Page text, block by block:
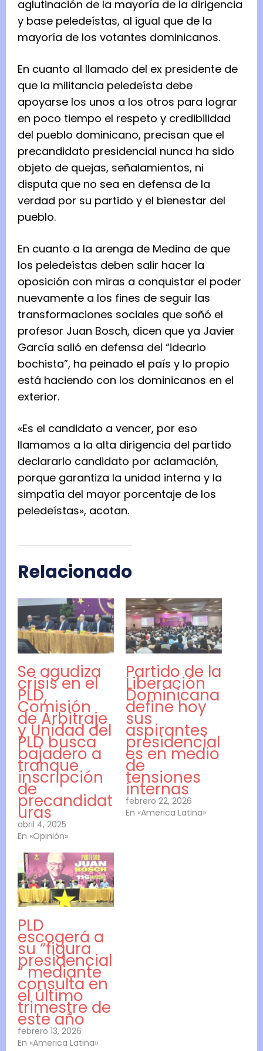
aglutinación de la mayoría de la dirigencia
y base peledeístas, al igual que de la
mayoría de los votantes dominicanos.
En cuanto al llamado del ex presidente de
que la militancia peledeísta debe
apoyarse los unos a los otros para lograr
en poco tiempo el respeto y credibilidad
del pueblo dominicano, precisan que el
precandidato presidencial nunca ha sido
objeto de quejas, señalamientos, ni
disputa que no sea en defensa de la
verdad por su partido y el bienestar del
pueblo.
En cuanto a la arenga de Medina de que
los peledeístas deben salir hacer la
oposición con miras a conquistar el poder
nuevamente a los fines de seguir las
transformaciones sociales que soñó el
profesor Juan Bosch, dicen que ya Javier
García salió en defensa del “ideario
bochista”, ha peinado el país y lo propio
está haciendo con los dominicanos en el
exterior.
«Es el candidato a vencer, por eso
llamamos a la alta dirigencia del partido
declararlo candidato por aclamación,
porque garantiza la unidad interna y la
simpatía del mayor porcentaje de los
peledeístas», acotan.
Relacionado
Se agudiza
crisis en el
PLD,
Comisión
de Arbitraje
y Unidad del
PLD busca
bajadero a
tranque
inscripción
de
precandidat
uras
abril 4, 2025
En «Opinión»
Partido de la
Liberación
Dominicana
define hoy
sus
aspirantes
presidencial
es en medio
de
tensiones
internas
febrero 22, 2026
En «America Latina»
PLD
escogerá a
su “figura
presidencial
” mediante
consulta en
el último
trimestre de
este año
febrero 13, 2026
En «America Latina»